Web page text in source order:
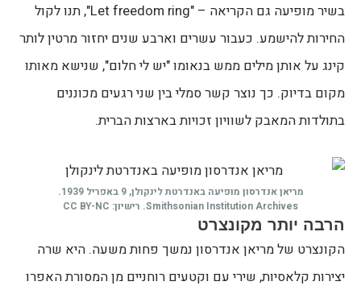
בשיר מופיעה גם הקריאה – "Let freedom ring", תנו לקול
החירות להישמע. כעבור עשרים וארבע שנים יחזור מרטין לותר
קינג על אותן מילים ממש בנאומו "יש לי חלום", שנישא מאותו
מקום בדיוק. כך נוצר קשר סמלי בין שני רגעים מכוננים
בתולדות המאבק לשוויון זכויות בארצות הברית.
מריאן אנדרסון מופיעה באנדרטת לינקולן, 9 באפריל 1939.
Smithsonian Institution Archives. רישיון: CC BY-NC
הרבה יותר מקונצרט
הקונצרט של מריאן אנדרסון נמשך פחות משעה. היא שרה
יצירות קלאסיות, שירי עם וקטעים רוחניים מן המסורת האפרו